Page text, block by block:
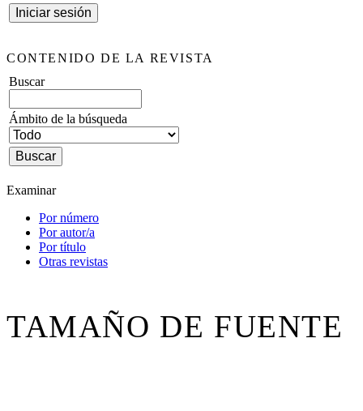
CONTENIDO DE LA REVISTA
Buscar
Ámbito de la búsqueda
Examinar
Por número
Por autor/a
Por título
Otras revistas
TAMAÑO DE FUENTE